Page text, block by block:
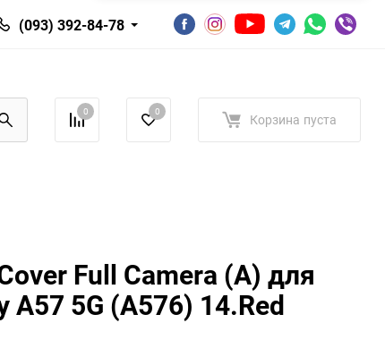
(093) 392-84-78
0 0 Корзина пуста
Full Camera (A) для
A57 5G (A576) 14.Red